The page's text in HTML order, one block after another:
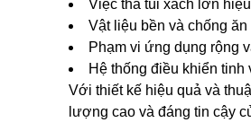
Việc thả túi xách lớn
Vật liệu bền và chống ăn
Phạm vi ứng dụng rộng
Hệ thống điều khiển
Với thiết kế hiệu quả và
lượng cao và đáng tin cậy